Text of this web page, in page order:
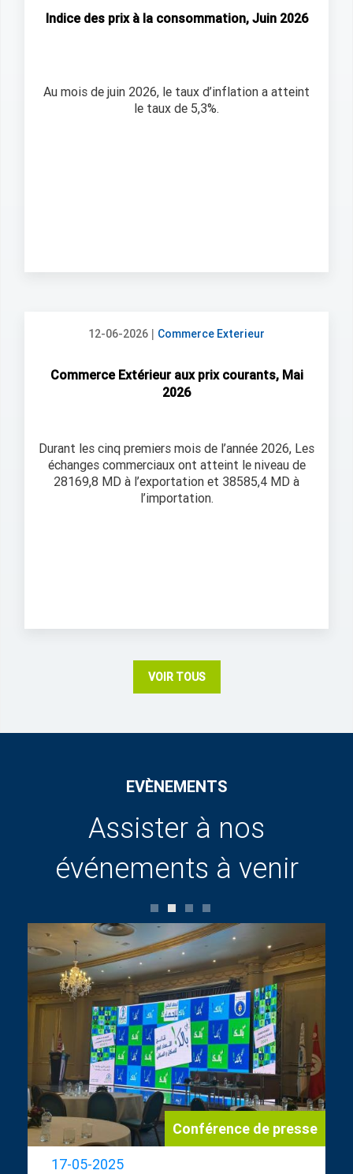
Indice des prix à la consommation, Juin 2026
Au mois de juin 2026, le taux d’inflation a atteint
le taux de 5,3%.
12-06-2026 | Commerce Exterieur
Commerce Extérieur aux prix courants, Mai
2026
Durant les cinq premiers mois de l’année 2026, Les
échanges commerciaux ont atteint le niveau de
28169,8 MD à l’exportation et 38585,4 MD à
l’importation.
VOIR TOUS
EVÈNEMENTS
Assister à nos
événements à venir
0 1 2 3
Conférence de presse
17-05-2025